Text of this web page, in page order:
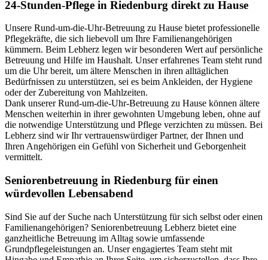
24-Stunden-Pflege in Riedenburg direkt zu Hause
Unsere Rund-um-die-Uhr-Betreuung zu Hause bietet professionelle
Pflegekräfte, die sich liebevoll um Ihre Familienangehörigen
kümmern. Beim Lebherz legen wir besonderen Wert auf persönliche
Betreuung und Hilfe im Haushalt. Unser erfahrenes Team steht rund
um die Uhr bereit, um ältere Menschen in ihren alltäglichen
Bedürfnissen zu unterstützen, sei es beim Ankleiden, der Hygiene
oder der Zubereitung von Mahlzeiten.
Dank unserer Rund-um-die-Uhr-Betreuung zu Hause können ältere
Menschen weiterhin in ihrer gewohnten Umgebung leben, ohne auf
die notwendige Unterstützung und Pflege verzichten zu müssen. Bei
Lebherz sind wir Ihr vertrauenswürdiger Partner, der Ihnen und
Ihren Angehörigen ein Gefühl von Sicherheit und Geborgenheit
vermittelt.
Senioren­betreuung in Riedenburg für einen
würdevollen Lebensabend
Sind Sie auf der Suche nach Unterstützung für sich selbst oder einen
Familienangehörigen? Seniorenbetreuung Lebherz bietet eine
ganzheitliche Betreuung im Alltag sowie umfassende
Grundpflegeleistungen an. Unser engagiertes Team steht mit